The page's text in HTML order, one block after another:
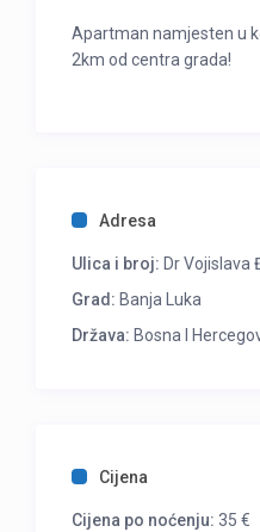
Apartman namjesten u
2km od centra grada!
Adresa
Ulica i broj: Dr Vojislava
Grad: Banja Luka
Država: Bosna I
Cijena
Cijena po noćenju: 35 €